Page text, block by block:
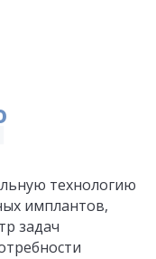
технологию
имплантов,
задач